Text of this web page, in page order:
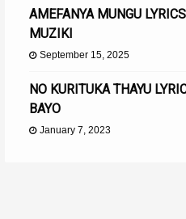
AMEFANYA MUNGU
MUZIKI
September 15, 2025
NO KURITUKA THAYU
BAYO
January 7, 2023